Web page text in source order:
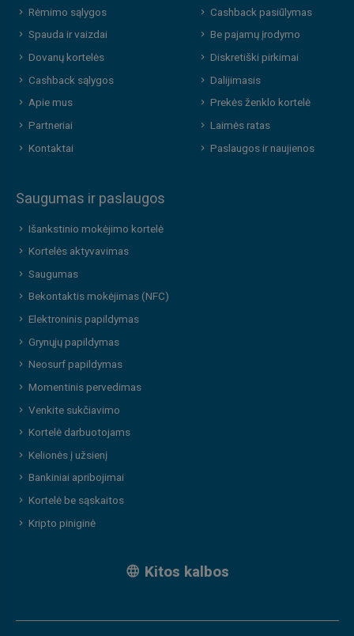
Rėmimo sąlygos
Spauda ir vaizdai
Dovanų kortelės
Cashback sąlygos
Apie mus
Partneriai
Kontaktai
Cashback pasiūlymas
Be pajamų įrodymo
Diskretiški pirkimai
Dalijimasis
Prekės ženklo kortelė
Laimės ratas
Paslaugos ir naujienos
Saugumas ir paslaugos
Išankstinio mokėjimo kortelė
Kortelės aktyvavimas
Saugumas
Bekontaktis mokėjimas (NFC)
Elektroninis papildymas
Grynųjų papildymas
Neosurf papildymas
Momentinis pervedimas
Venkite sukčiavimo
Kortelė darbuotojams
Kelionės į užsienį
Bankiniai apribojimai
Kortelė be sąskaitos
Kripto piniginė
Kitos kalbos